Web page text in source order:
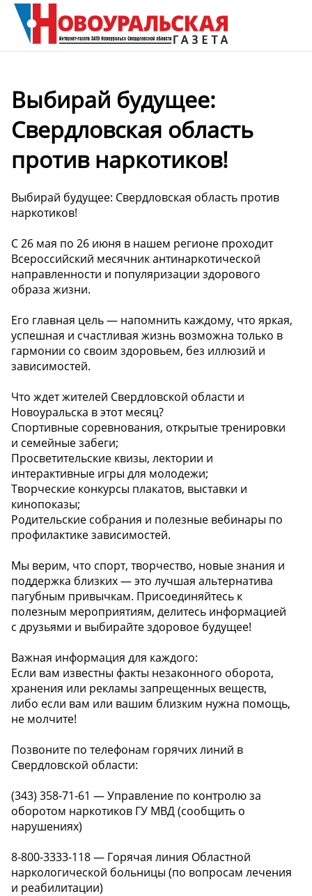
Выбирай будущее:
Свердловская область
против наркотиков!
Выбирай будущее: Свердловская область против
наркотиков!
С 26 мая по 26 июня в нашем регионе проходит
Всероссийский месячник антинаркотической
направленности и популяризации здорового
образа жизни.
Его главная цель — напомнить каждому, что яркая,
успешная и счастливая жизнь возможна только в
гармонии со своим здоровьем, без иллюзий и
зависимостей.
Что ждет жителей Свердловской области и
Новоуральска в этот месяц?
Спортивные соревнования, открытые тренировки
и семейные забеги;
Просветительские квизы, лектории и
интерактивные игры для молодежи;
Творческие конкурсы плакатов, выставки и
кинопоказы;
Родительские собрания и полезные вебинары по
профилактике зависимостей.
Мы верим, что спорт, творчество, новые знания и
поддержка близких — это лучшая альтернатива
пагубным привычкам. Присоединяйтесь к
полезным мероприятиям, делитесь информацией
с друзьями и выбирайте здоровое будущее!
Важная информация для каждого:
Если вам известны факты незаконного оборота,
хранения или рекламы запрещенных веществ,
либо если вам или вашим близким нужна помощь,
не молчите!
Позвоните по телефонам горячих линий в
Свердловской области:
(343) 358-71-61 — Управление по контролю за
оборотом наркотиков ГУ МВД (сообщить о
нарушениях)
8-800-3333-118 — Горячая линия Областной
наркологической больницы (по вопросам лечения
и реабилитации)